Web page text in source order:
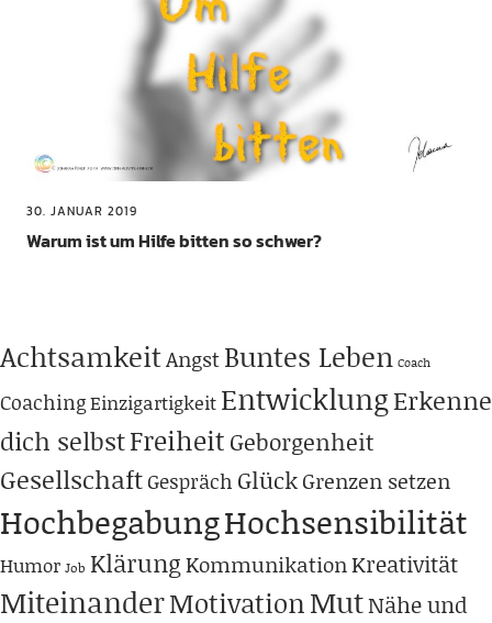
30. JANUAR 2019
Warum ist um Hilfe bitten so schwer?
AchtsamkeitAngstBuntes Leben Coach
CoachingEinzigartigkeit EntwicklungErkenne
dich selbstFreiheit Geborgenheit
GesellschaftGespräch GlückGrenzen setzen
HochbegabungHochsensibilität
Humor Job KlärungKommunikationKreativität
MiteinanderMotivationMutNähe und